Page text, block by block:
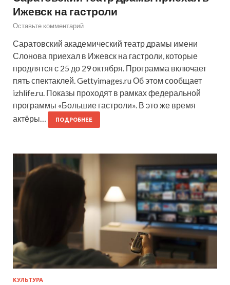
Ижевск на гастроли
Оставьте комментарий
Саратовский академический театр драмы имени
Слонова приехал в Ижевск на гастроли, которые
продлятся с 25 до 29 октября. Программа включает
пять спектаклей. Gettyimages.ru Об этом сообщает
izhlife.ru. Показы проходят в рамках федеральной
программы «Большие гастроли». В это же время
актёры…
ПОДРОБНЕЕ
КУЛЬТУРА